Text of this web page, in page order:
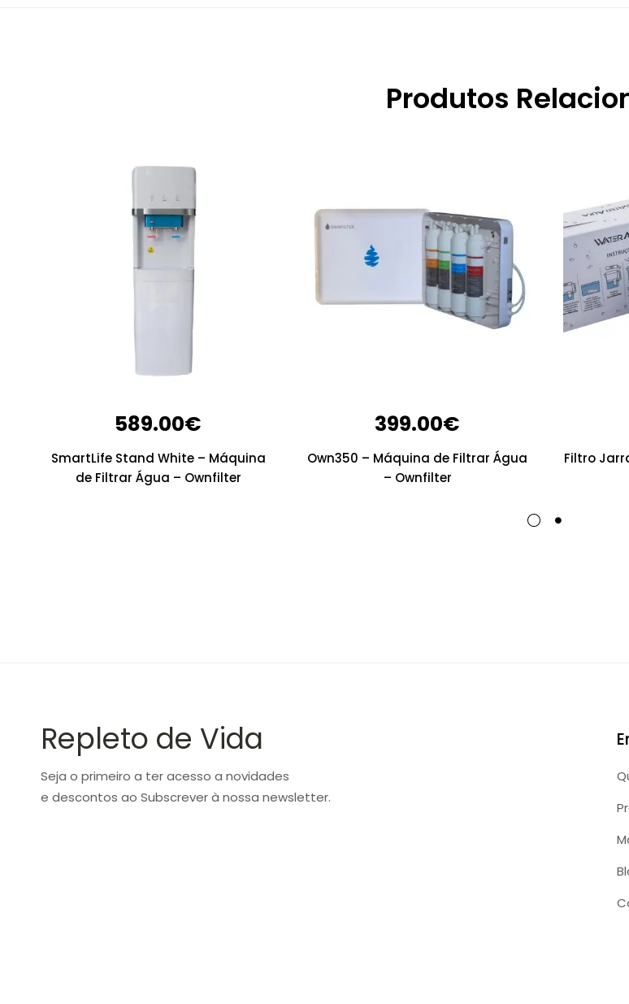
Produtos
589.00€
SmartLife Stand White – Máquina
de Filtrar Água – Ownfilter
399.00€
Own350 – Máquina de Filtrar Água
– Ownfilter
Filtro
Repleto de Vida
Seja o primeiro a ter acesso a novidades
e descontos ao Subscrever à nossa newsletter.